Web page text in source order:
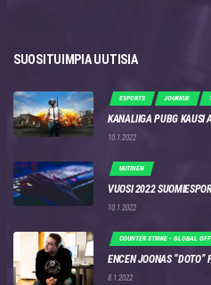
SUOSITUIMPIA UUTISIA
ESPORTS JOUKKUE
KANALIIGA PUBG KAUSI
10.1.2022
UUTINEN
VUOSI 2022
10.1.2022
COUNTER STRIKE - GLOBAL
ENCEN JOONAS “DOTO”
8.1.2022